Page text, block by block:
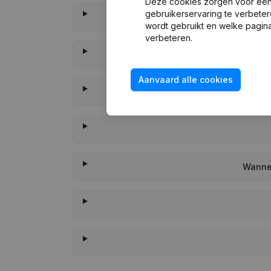
gebruikerservaring te
wordt gebruikt en welke
verbeteren.
Aanvaard alle cookies